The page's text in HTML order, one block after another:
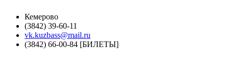
Кемерово
(3842) 39-60-11
vk.kuzbass@mail.ru
(3842) 66-00-84 [БИЛЕТЫ]